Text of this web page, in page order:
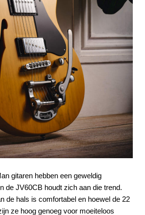
gitaren hebben een geweldig
de JV60CB houdt zich aan die trend.
de hals is comfortabel en hoewel de 22
ze hoog genoeg voor moeiteloos